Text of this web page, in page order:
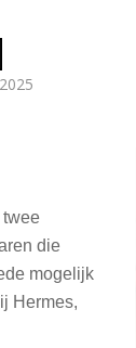
twee
die
mogelijk
Hermes,